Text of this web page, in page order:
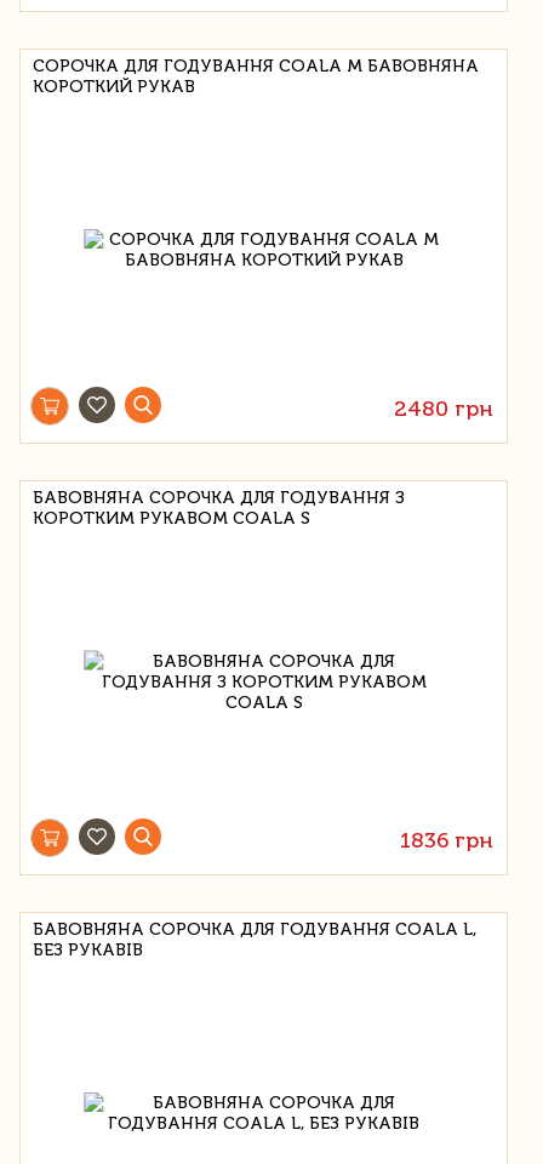
СОРОЧКА ДЛЯ ГОДУВАННЯ COALA M БАВОВНЯНА
КОРОТКИЙ РУКАВ
2480 грн
БАВОВНЯНА СОРОЧКА ДЛЯ ГОДУВАННЯ З
КОРОТКИМ РУКАВОМ COALA S
1836 грн
БАВОВНЯНА СОРОЧКА ДЛЯ ГОДУВАННЯ COALA L,
БЕЗ РУКАВІВ